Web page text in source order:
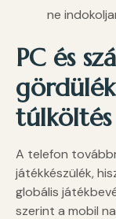
ne
PC és
A telefon
játékkészülék,
globális
szerint a mobil